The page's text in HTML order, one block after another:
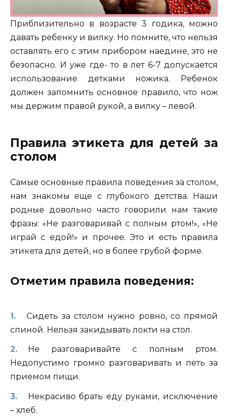
Приблизительно в возрасте 3 годика, можно
давать ребенку и вилку. Но помните, что нельзя
оставлять его с этим прибором наедине, это не
безопасно. И уже где- то в лет 6-7 допускается
использование детками ножика. Ребенок
должен запомнить основное правило, что нож
мы держим правой рукой, а вилку – левой.
Правила этикета для детей за
столом
Самые основные правила поведения за столом,
нам знакомы еще с глубокого детства. Наши
родные довольно часто говорили нам такие
фразы: «Не разговаривай с полным ртом!», «Не
играй с едой!» и прочее. Это и есть правила
этикета для детей, но в более грубой форме.
Отметим правила поведения:
Сидеть за столом нужно ровно, со прямой
спиной. Нельзя закидывать локти на стол.
Не разговаривайте с полным ртом.
Недопустимо громко разговаривать и петь за
приемом пищи.
Некрасиво брать еду руками, исключение
– хлеб.